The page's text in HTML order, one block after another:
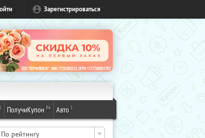
Зарегистрироваться
1 ПолучиКупон 86 Авто 1
По рейтингу